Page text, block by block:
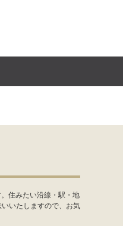
住みたい沿線・駅・地
いたしますので、お気